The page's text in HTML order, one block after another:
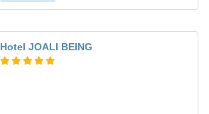
Hotel JOALI BEING